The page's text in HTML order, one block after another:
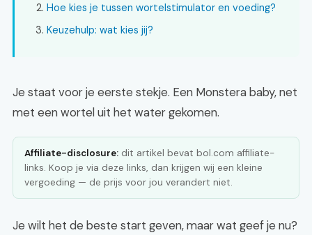
Hoe kies je tussen wortelstimulator en voeding?
Keuzehulp: wat kies jij?
Je staat voor je eerste stekje. Een Monstera baby, net
met een wortel uit het water gekomen.
Affiliate-disclosure: dit artikel bevat bol.com affiliate-
links. Koop je via deze links, dan krijgen wij een kleine
vergoeding — de prijs voor jou verandert niet.
Je wilt het de beste start geven, maar wat geef je nu?